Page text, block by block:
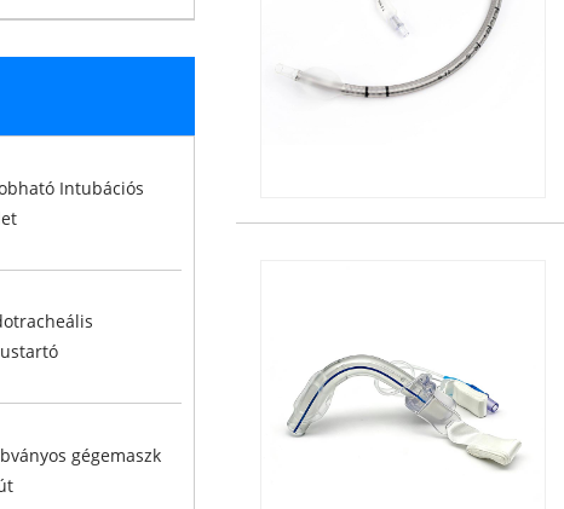
Intubációs
gégemaszk